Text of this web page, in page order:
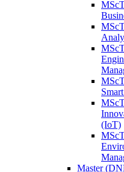
(IoT)
Master